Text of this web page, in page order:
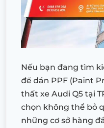
Nếu bạn đang tìm
để dán PPF (Paint
thất xe Audi Q5 tại
chọn không thể bỏ
những cơ sở hàng